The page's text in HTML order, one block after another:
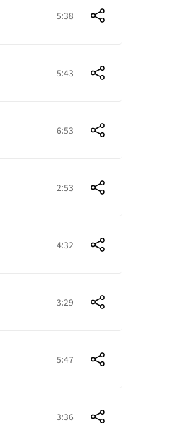
5:38
5:43
6:53
2:53
4:32
3:29
5:47
3:36